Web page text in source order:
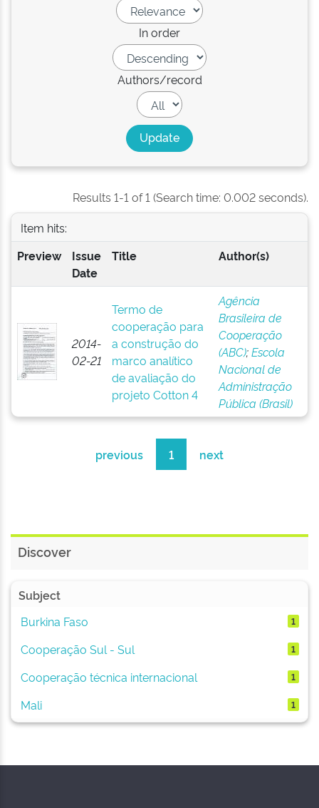
In order
Authors/record
Results 1-1 of 1 (Search time: 0.002 seconds).
Item hits:
Preview
Issue
Date
Title Author(s)
2014-
02-21
Termo de
cooperação para
a construção do
marco analítico
de avaliação do
projeto Cotton 4
Agência
Brasileira de
Cooperação
(ABC);Escola
Nacional de
Administração
Pública (Brasil)
previous 1 next
Discover
Subject
Burkina Faso
1
Cooperação Sul - Sul 1
Cooperação técnica internacional 1
Mali 1